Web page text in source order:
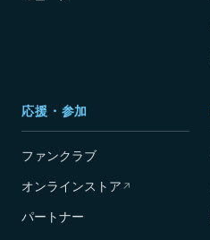
応援・参加
ファンクラブ
オンラインストア ↗
パートナー